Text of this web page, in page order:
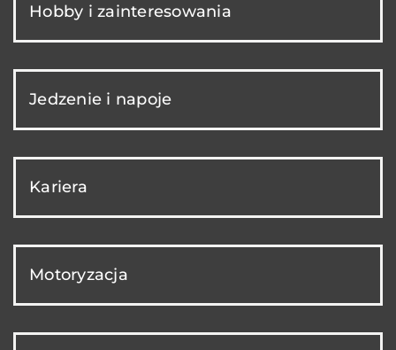
Hobby i zainteresowania
Jedzenie i napoje
Kariera
Motoryzacja